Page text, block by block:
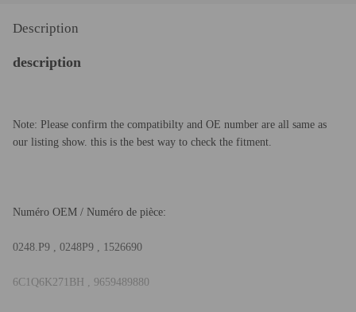
Description
description
Note: Please confirm the compatibilty and OE number are all same as
our listing show. this is the best way to check the fitment.
Numéro OEM / Numéro de pièce:
0248.P9 , 0248P9 , 1526690
6C1Q6K271BH , 9659489880